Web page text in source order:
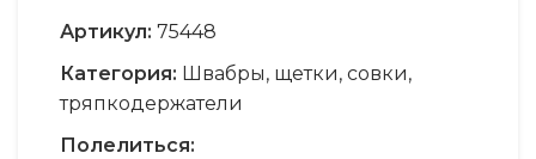
Артикул: 75448
Категория: Швабры, щетки, совки,
тряпкодержатели
Полелиться: